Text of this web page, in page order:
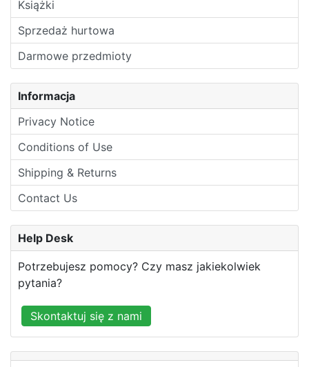
Książki
Sprzedaż hurtowa
Darmowe przedmioty
Informacja
Privacy Notice
Conditions of Use
Shipping & Returns
Contact Us
Help Desk
Potrzebujesz pomocy? Czy masz jakiekolwiek
pytania?
Skontaktuj się z nami